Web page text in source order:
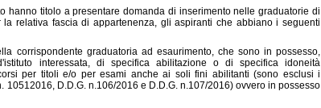
hanno titolo a presentare domanda di inserimento nelle graduatorie di
relativa fascia di appartenenza, gli aspiranti che abbiano i seguenti
corrispondente graduatoria ad esaurimento, che sono in possesso,
interessata, di specifica abilitazione o di specifica idoneità
per titoli e/o per esami anche ai soli fini abilitanti (sono esclusi i
10512016, D.D.G. n.106/2016 e D.D.G. n.107/2016) ovvero in possesso